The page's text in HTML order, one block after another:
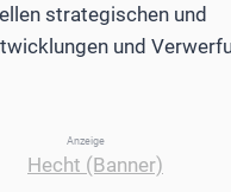
strategischen und
und
Anzeige